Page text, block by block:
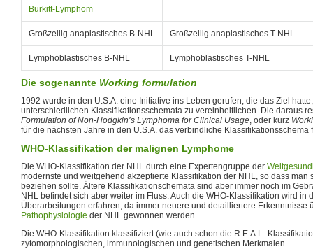
Burkitt-Lymphom
Großzellig anaplastisches B-NHL Großzellig anaplastisches T-NHL
Lymphoblastisches B-NHL Lymphoblastisches T-NHL
Die sogenannte Working formulation
1992 wurde in den U.S.A. eine Initiative ins Leben gerufen, die das Ziel
unterschiedlichen Klassifikationsschemata zu vereinheitlichen. Die daraus
Formulation of Non-Hodgkin’s Lymphoma for Clinical Usage, oder kurz
für die nächsten Jahre in den U.S.A. das verbindliche Klassifikationsschema
WHO-Klassifikation der malignen Lymphome
Die WHO-Klassifikation der NHL durch eine Expertengruppe der
modernste und weitgehend akzeptierte Klassifikation der NHL, so dass man
beziehen sollte. Ältere Klassifikationschemata sind aber immer noch im
NHL befindet sich aber weiter im Fluss. Auch die WHO-Klassifikation wird in
Überarbeitungen erfahren, da immer neuere und detailliertere Erkenntnisse
Pathophysiologie der NHL gewonnen werden.
Die WHO-Klassifikation klassifiziert (wie auch schon die R.E.A.L.-
zytomorphologischen, immunologischen und genetischen Merkmalen.